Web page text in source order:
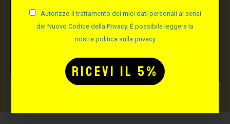
Autorizzo il trattamento dei miei dati personali ai sensi
del Nuovo Codice della Privacy. È possibile leggere la
nostra politica sulla privacy